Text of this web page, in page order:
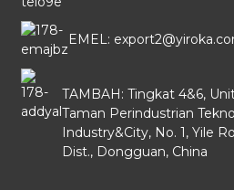
EMEL:
TAMBAH: Tingkat 4&6,
Taman Perindustrian
Industry&City, No. 1, Yile
Dist., Dongguan, China